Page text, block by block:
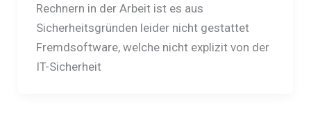
Rechnern in der Arbeit ist es aus
Sicherheitsgründen leider nicht gestattet
Fremdsoftware, welche nicht explizit von der
IT-Sicherheit